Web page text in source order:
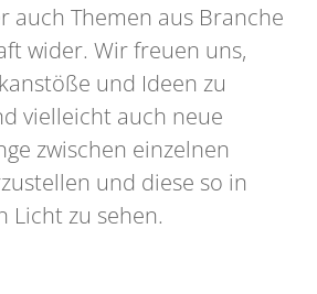
auch Themen aus Branche
wider. Wir freuen uns,
und Ideen zu
vielleicht auch neue
zwischen einzelnen
und diese so in
Licht zu sehen.